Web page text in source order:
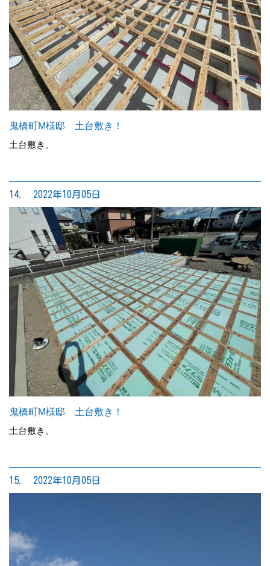
鬼橋町M様邸 土台敷き！
土台敷き。
14. 2022年10月05日
鬼橋町M様邸 土台敷き！
土台敷き。
15. 2022年10月05日